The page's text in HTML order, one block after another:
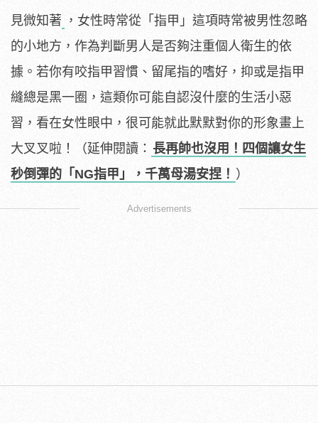
見微知著 ，女性時常從「指甲」這項時常被男性忽略
的小地方，作為判斷男人是否夠注重個人衛生的依
據。若你有咬指甲習慣、留尾指的嗜好，抑或是指甲
縫總是黑一圈，這類你可能自認沒什麼的生活小惡
習，看在女性眼中，很可能就此默默對你的形象畫上
大叉叉啦！（延伸閱讀： 長再帥也沒用！四個讓女生
秒倒彈的「NG指甲」，千萬母湯安捏！ ）
Advertisements